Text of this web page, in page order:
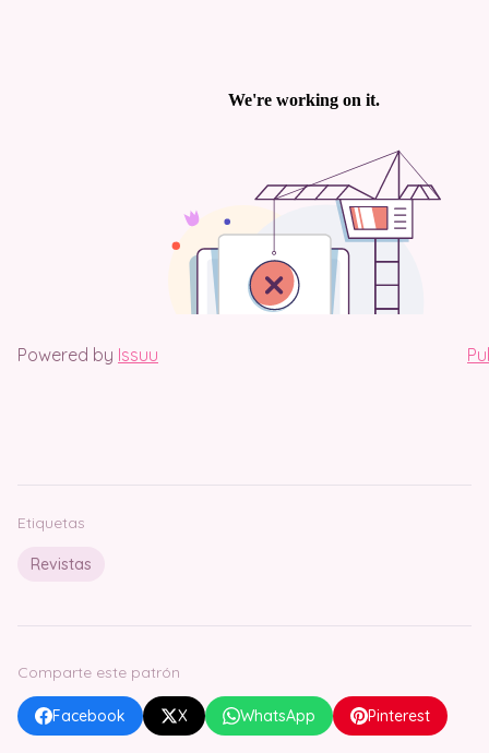
Powered by Issuu
Etiquetas
Revistas
Comparte este patrón
Facebook X WhatsApp Pinterest